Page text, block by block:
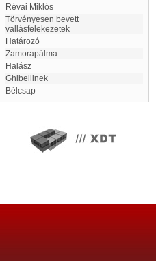
Révai Miklós
Törvényesen bevett
vallásfelekezetek
Határozó
Zamorapálma
Halász
Ghibellinek
Bélcsap